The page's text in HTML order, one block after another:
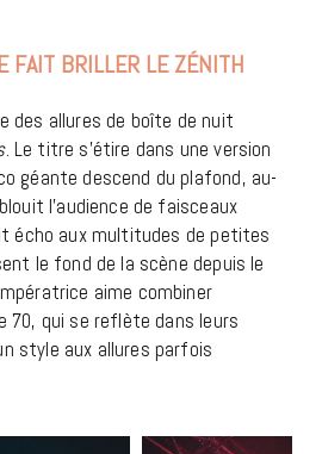
FAIT BRILLER LE ZÉNITH
des allures de boîte de nuit
. Le titre s’étire dans une version
géante descend du plafond, au-
l’audience de faisceaux
écho aux multitudes de petites
le fond de la scène depuis le
aime combiner
70, qui se reflète dans leurs
style aux allures parfois